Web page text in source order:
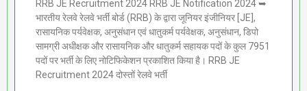
RRB JE Recruitment 2024 RRB JE Notification 2024 ➥
भारतीय रेलवे रेलवे भर्ती बोर्ड (RRB) के द्वारा जूनियर इंजीनियर [JE],
रासायनिक पर्यवेक्षक, अनुसंधान एवं धातुकर्म पर्यवेक्षक, अनुसंधान, डिपो
सामग्री अधीक्षक और रासायनिक और धातुकर्म सहायक पदों के कुल 7951
पदों पर भर्ती के लिए नोटिफिकेशन प्रकाशित किया है। RRB JE
Recruitment 2024 दोस्तों रेलवे भर्ती